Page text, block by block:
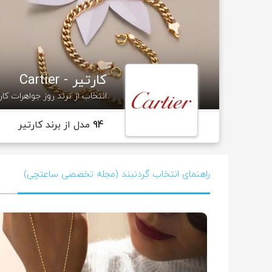
کارتیر - Cartier
انتخاب از ترند روز جواهرات
94 مدل از برند کارتیر
راهنمای انتخاب گردنبند (مجله تخصصی ساعتچی)